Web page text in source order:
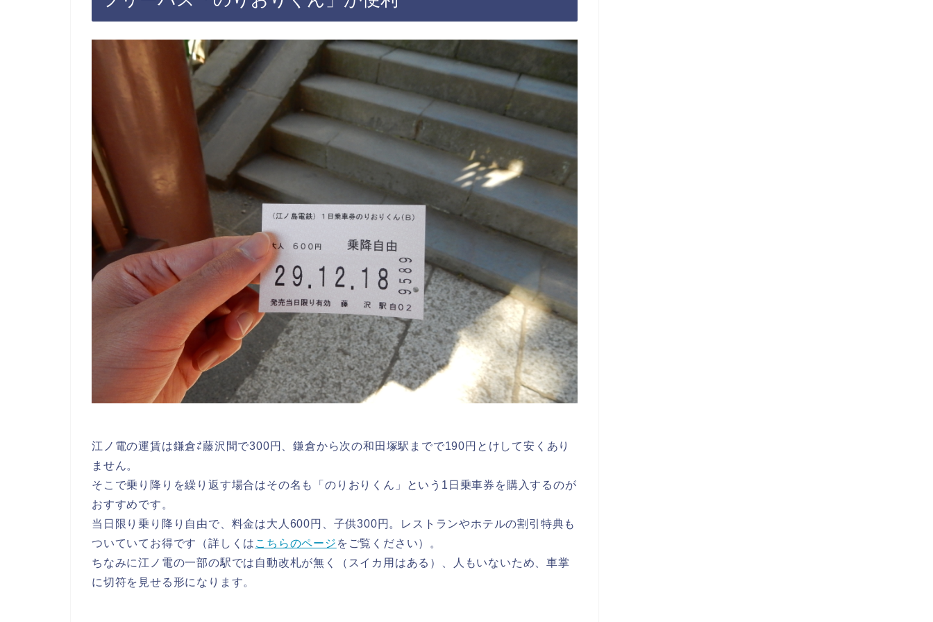
江ノ電の運賃は鎌倉⇄藤沢間で300円、鎌倉から次の和田塚駅までで190円とけして安くあり
ません。
そこで乗り降りを繰り返す場合はその名も「のりおりくん」という1日乗車券を購入するのが
おすすめです。
当日限り乗り降り自由で、料金は大人600円、子供300円。レストランやホテルの割引特典も
ついていてお得です（詳しくは こちらのページ をご覧ください）。
ちなみに江ノ電の一部の駅では自動改札が無く（スイカ用はある）、人もいないため、車掌
に切符を見せる形になります。